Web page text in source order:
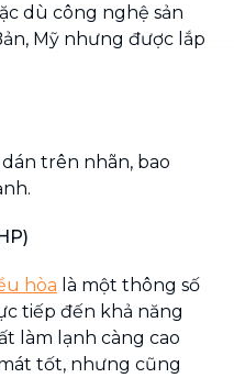
dù công nghệ sản
Mỹ nhưng được lắp
trên nhãn, bao
hòa là một thông số
tiếp đến khả năng
làm lạnh càng cao
tốt, nhưng cũng